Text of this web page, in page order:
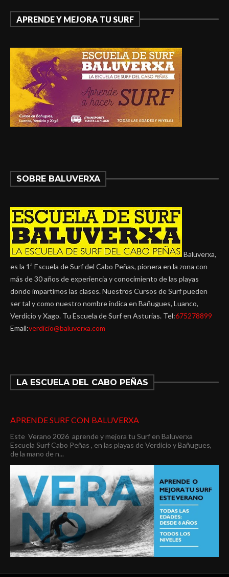
APRENDE Y MEJORA TU SURF
SOBRE BALUVERXA
Baluverxa,
es la 1ª Escuela de Surf del Cabo Peñas, pionera en la zona con
más de 30 años de experiencia y conocimiento de las playas
donde impartimos las clases. Nuestros Cursos de Surf pueden
ser tal y como nuestro nombre indica en Bañugues, Luanco,
Verdicio y Xago. Tu Escuela de Surf en Asturias. Tel:675278899
Email:verdicio@baluverxa.com
LA ESCUELA DEL CABO PEÑAS
APRENDE SURF CON BALUVERXA
Este Verano 2026 aprende y mejora tu Surf en Baluverxa
Escuela Surf Cabo Peñas , en las playas de Verdicio y Bañugues,
de la mano de n...